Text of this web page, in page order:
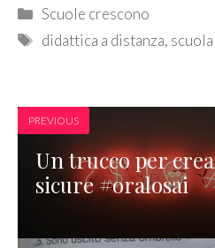
Categories
Scuole crescono
Tags
didattica a distanza, scuola
PREVIOUS
Un trucco per
sicure #oralosai